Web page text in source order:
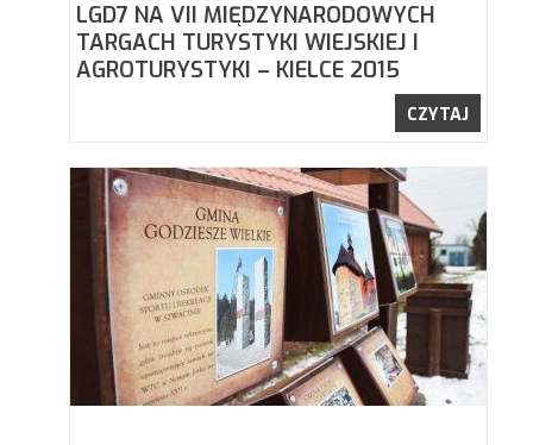
LGD7 NA VII MIĘDZYNARODOWYCH
TARGACH TURYSTYKI WIEJSKIEJ I
AGROTURYSTYKI – KIELCE 2015
CZYTAJ